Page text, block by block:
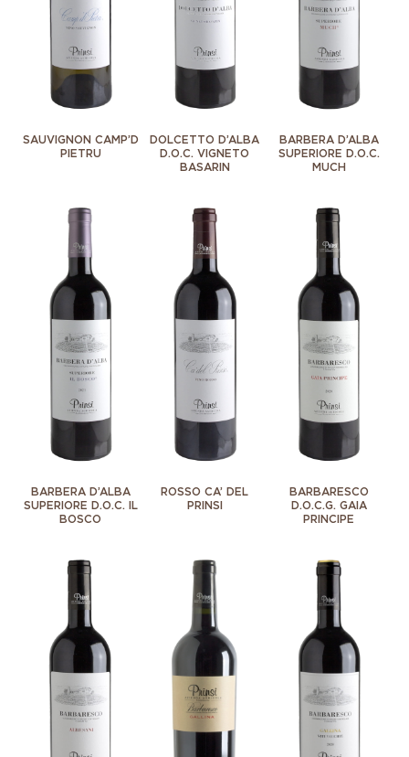
SAUVIGNON CAMP’D
PIETRU
DOLCETTO D’ALBA
D.O.C. VIGNETO
BASARIN
BARBERA D’ALBA
SUPERIORE D.O.C.
MUCH
BARBERA D’ALBA
SUPERIORE D.O.C. IL
BOSCO
ROSSO CA’ DEL
PRINSI
BARBARESCO
D.O.C.G. GAIA
PRINCIPE